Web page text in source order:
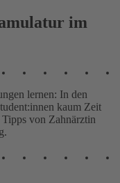
im
lernen: In den
kaum Zeit
von Zahnärztin